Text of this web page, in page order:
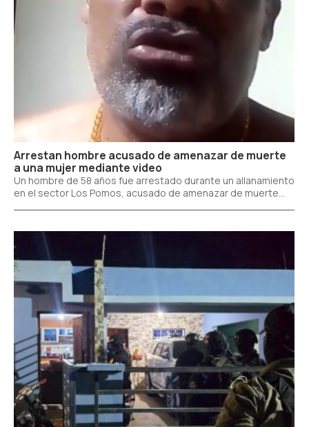
Arrestan hombre acusado de amenazar de muerte
a una mujer mediante video
Un hombre de 58 años fue arrestado durante un allanamiento
en el sector Los Pomos, acusado de amenazar de muerte...